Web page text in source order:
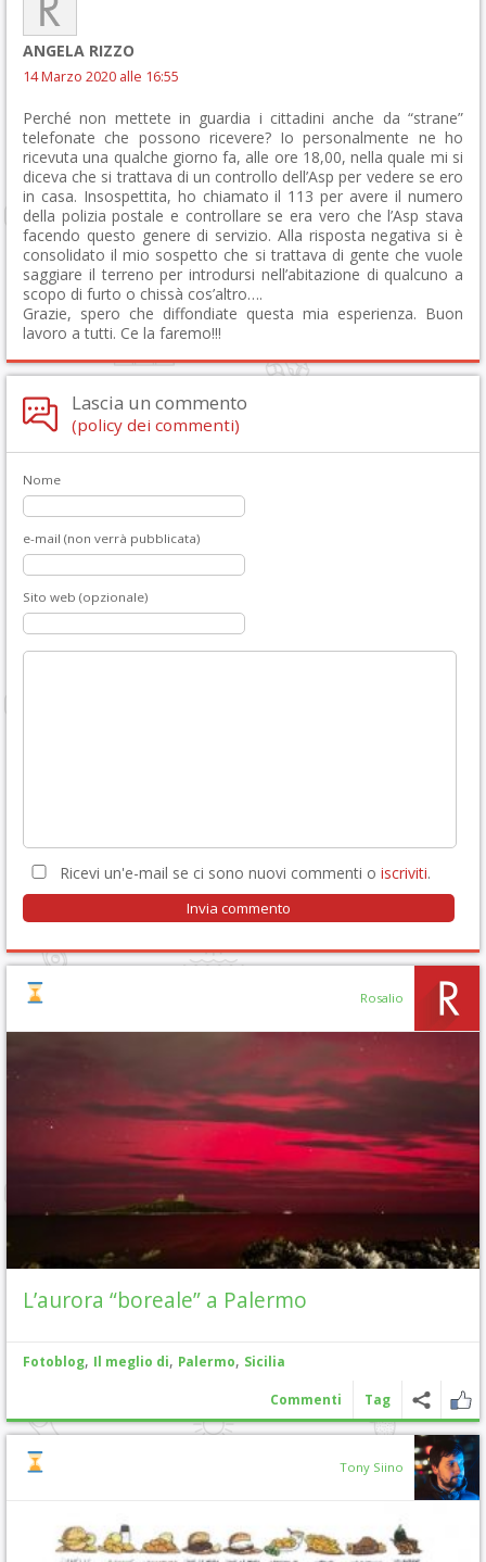
ANGELA RIZZO
14 Marzo 2020 alle 16:55
Perché non mettete in guardia i cittadini anche da “strane”
telefonate che possono ricevere? Io personalmente ne ho
ricevuta una qualche giorno fa, alle ore 18,00, nella quale mi si
diceva che si trattava di un controllo dell’Asp per vedere se ero
in casa. Insospettita, ho chiamato il 113 per avere il numero
della polizia postale e controllare se era vero che l’Asp stava
facendo questo genere di servizio. Alla risposta negativa si è
consolidato il mio sospetto che si trattava di gente che vuole
saggiare il terreno per introdursi nell’abitazione di qualcuno a
scopo di furto o chissà cos’altro….
Grazie, spero che diffondiate questa mia esperienza. Buon
lavoro a tutti. Ce la faremo!!!
Lascia un commento
(policy dei commenti)
Nome
e-mail (non verrà pubblicata)
Sito web (opzionale)
Ricevi un'e-mail se ci sono nuovi commenti o iscriviti.
Rosalio
L’aurora “boreale” a Palermo
Fotoblog, Il meglio di, Palermo, Sicilia
Commenti Tag
Tony Siino